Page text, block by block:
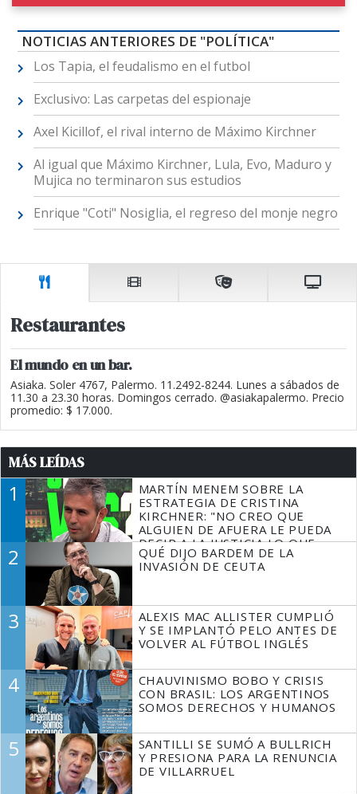
NOTICIAS ANTERIORES DE "POLÍTICA"
Los Tapia, el feudalismo en el futbol
Exclusivo: Las carpetas del espionaje
Axel Kicillof, el rival interno de Máximo Kirchner
Al igual que Máximo Kirchner, Lula, Evo, Maduro y
Mujica no terminaron sus estudios
Enrique "Coti" Nosiglia, el regreso del monje negro
Restaurantes
El mundo en un bar.
Asiaka. Soler 4767, Palermo. 11.2492-8244. Lunes a sábados de
11.30 a 23.30 horas. Domingos cerrado. @asiakapalermo. Precio
promedio: $ 17.000.
MÁS LEÍDAS
1
MARTÍN MENEM SOBRE LA
ESTRATEGIA DE CRISTINA
KIRCHNER: "NO CREO QUE
ALGUIEN DE AFUERA LE PUEDA
DECIR A LA JUSTICIA LO QUE
TIENE QUE HACER"
2
QUÉ DIJO BARDEM DE LA
INVASIÓN DE CEUTA
3
ALEXIS MAC ALLISTER CUMPLIÓ
Y SE IMPLANTÓ PELO ANTES DE
VOLVER AL FÚTBOL INGLÉS
4
CHAUVINISMO BOBO Y CRISIS
CON BRASIL: LOS ARGENTINOS
SOMOS DERECHOS Y HUMANOS
5
SANTILLI SE SUMÓ A BULLRICH
Y PRESIONA PARA LA RENUNCIA
DE VILLARRUEL